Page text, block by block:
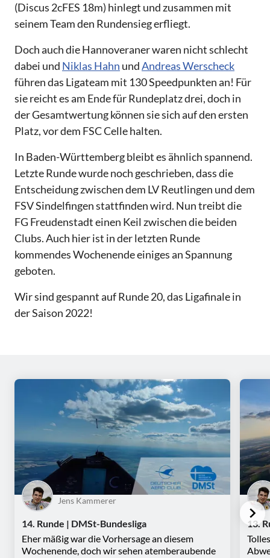
(Discus 2cFES 18m) hinlegt und zusammen mit
seinem Team den Rundensieg erfliegt.
Doch auch die Hannoveraner waren nicht schlecht
dabei und Niklas Hahn undAndreas Werscheck
führen das Ligateam mit 130 Speedpunkten an! Für
sie reicht es am Ende für Rundeplatz drei, doch in
der Gesamtwertung können sie sich auf den ersten
Platz, vor dem FSC Celle halten.
In Baden-Württemberg bleibt es ähnlich spannend.
Letzte Runde wurde noch geschrieben, dass die
Entscheidung zwischen dem LV Reutlingen und dem
FSV Sindelfingen stattfinden wird. Nun treibt die
FG Freudenstadt einen Keil zwischen die beiden
Clubs. Auch hier ist in der letzten Runde
kommendes Wochenende einiges an Spannung
geboten.
Wir sind gespannt auf Runde 20, das Ligafinale in
der Saison 2022!
Jens Kammerer
14. Runde | DMSt-Bundesliga
Eher mäßig war die Vorhersage an diesem
Wochenende, doch wir sehen atemberaubende
13.